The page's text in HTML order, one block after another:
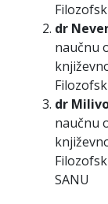
dr
naučnu
dr
naučnu
SANU